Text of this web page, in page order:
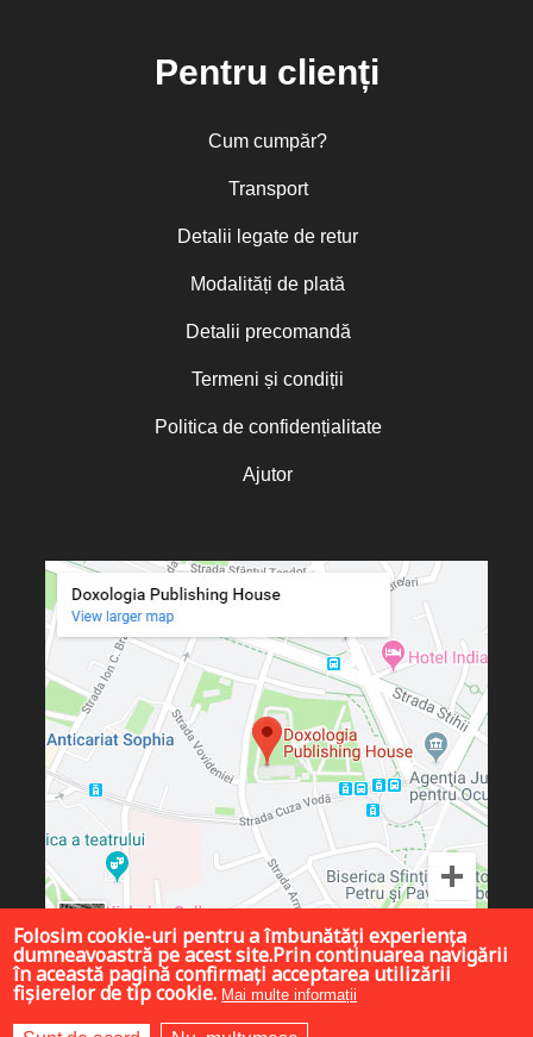
Pentru clienți
Cum cumpăr?
Transport
Detalii legate de retur
Modalități de plată
Detalii precomandă
Termeni și condiții
Politica de confidențialitate
Ajutor
Folosim cookie-uri pentru a îmbunătăți experiența
dumneavoastră pe acest site.Prin continuarea navigării
în această pagină confirmați acceptarea utilizării
fișierelor de tip cookie. Mai multe informații